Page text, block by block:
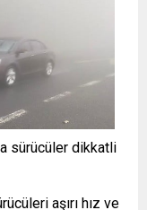
sürücüler dikkatli
aşırı hız ve